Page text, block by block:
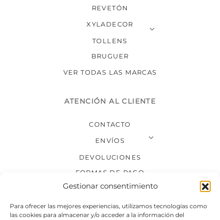
Gestionar consentimiento
Para ofrecer las mejores experiencias, utilizamos tecnologías como
las cookies para almacenar y/o acceder a la información del
REVETÓN
XYLADECOR
TOLLENS
BRUGUER
VER TODAS LAS MARCAS
ATENCIÓN AL CLIENTE
CONTACTO
ENVÍOS
DEVOLUCIONES
FORMAS DE PAGO
SÍGUENOS